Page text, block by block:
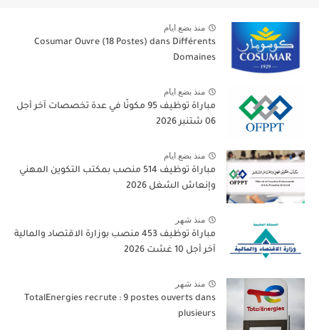
منذ بضع ايام
Cosumar Ouvre (18 Postes) dans Différents
Domaines
منذ بضع ايام
مباراة توظيف 95 مكونًا في عدة تخصصات آخر أجل
06 شتنبر 2026
منذ بضع ايام
مباراة توظيف 514 منصب بمكتب التكوين المهني
وإنعاش الشغل 2026
منذ شهر
مباراة توظيف 453 منصب بوزارة الاقتصاد والمالية
آخر أجل 10 غشت 2026
منذ شهر
TotalEnergies recrute : 9 postes ouverts dans
plusieurs